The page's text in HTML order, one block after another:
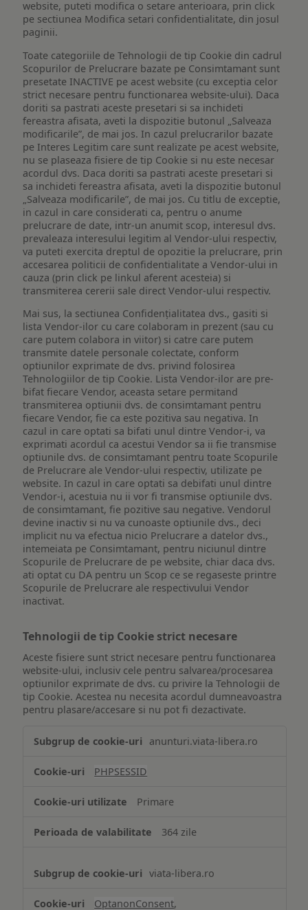
website, puteti modifica o setare anterioara, prin click
pe sectiunea Modifica setari confidentialitate, din josul
paginii.
Toate categoriile de Tehnologii de tip Cookie din cadrul
Scopurilor de Prelucrare bazate pe Consimtamant sunt
presetate INACTIVE pe acest website (cu exceptia celor
strict necesare pentru functionarea website-ului). Daca
doriti sa pastrati aceste presetari si sa inchideti
fereastra afisata, aveti la dispozitie butonul „Salveaza
modificarile”, de mai jos. In cazul prelucrarilor bazate
pe Interes Legitim care sunt realizate pe acest website,
nu se plaseaza fisiere de tip Cookie si nu este necesar
acordul dvs. Daca doriti sa pastrati aceste presetari si
sa inchideti fereastra afisata, aveti la dispozitie butonul
„Salveaza modificarile”, de mai jos. Cu titlu de exceptie,
in cazul in care considerati ca, pentru o anume
prelucrare de date, intr-un anumit scop, interesul dvs.
prevaleaza interesului legitim al Vendor-ului respectiv,
va puteti exercita dreptul de opozitie la prelucrare, prin
accesarea politicii de confidentialitate a Vendor-ului in
cauza (prin click pe linkul aferent acesteia) si
transmiterea cererii sale direct Vendor-ului respectiv.
Mai sus, la sectiunea Confidențialitatea dvs., gasiti si
lista Vendor-ilor cu care colaboram in prezent (sau cu
care putem colabora in viitor) si catre care putem
transmite datele personale colectate, conform
optiunilor exprimate de dvs. privind folosirea
Tehnologiilor de tip Cookie. Lista Vendor-ilor are pre-
bifat fiecare Vendor, aceasta setare permitand
transmiterea optiunii dvs. de consimtamant pentru
fiecare Vendor, fie ca este pozitiva sau negativa. In
cazul in care optati sa bifati unul dintre Vendor-i, va
exprimati acordul ca acestui Vendor sa ii fie transmise
optiunile dvs. de consimtamant pentru toate Scopurile
de Prelucrare ale Vendor-ului respectiv, utilizate pe
website. In cazul in care optati sa debifati unul dintre
Vendor-i, acestuia nu ii vor fi transmise optiunile dvs.
de consimtamant, fie pozitive sau negative. Vendorul
devine inactiv si nu va cunoaste optiunile dvs., deci
implicit nu va efectua nicio Prelucrare a datelor dvs.,
intemeiata pe Consimtamant, pentru niciunul dintre
Scopurile de Prelucrare de pe website, chiar daca dvs.
ati optat cu DA pentru un Scop ce se regaseste printre
Scopurile de Prelucrare ale respectivului Vendor
inactivat.
Tehnologii de tip Cookie strict necesare
Aceste fisiere sunt strict necesare pentru functionarea
website-ului, inclusiv cele pentru salvarea/procesarea
optiunilor exprimate de dvs. cu privire la Tehnologii de
tip Cookie. Acestea nu necesita acordul dumneavoastra
pentru plasare/accesare si nu pot fi dezactivate.
de
Cookie
necesare
anunturi.viata-libera.ro
PHPSESSID
Primare
364 zile
viata-libera.ro
OptanonConsent,